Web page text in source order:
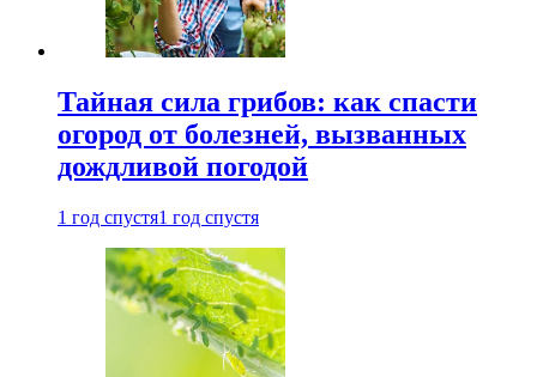
Тайная сила грибов: как спасти
огород от болезней, вызванных
дождливой погодой
1 год спустя1 год спустя